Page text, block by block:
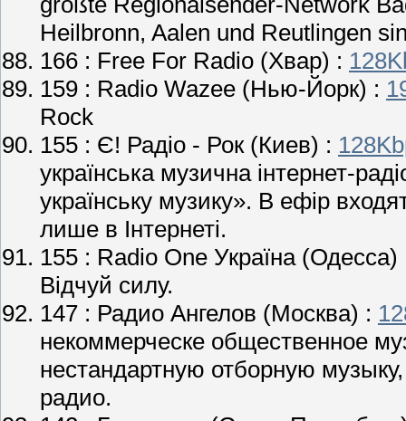
Heilbronn, Aalen und Reutlingen
166 : Free For Radio (Хвар) :
159 : Radio Wazee (Нью-Йорк) :
Rock
155 : Є! Радіо - Рок(Киев) :
українська музична інтернет-
українську музику». В ефір
лише в Інтернеті.
155 : Radio One Україна
Відчуй силу.
147 : Радио Ангелов (Москва) :
некоммерческе общественное
нестандартную отборную
радио.